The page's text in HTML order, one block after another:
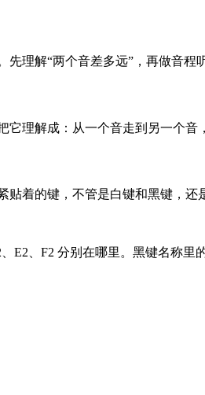
理解“两个音差多远”，再做音程
理解成：从一个音走到另一个音
贴着的键，不管是白键和黑键，
E2、F2 分别在哪里。黑键名称里